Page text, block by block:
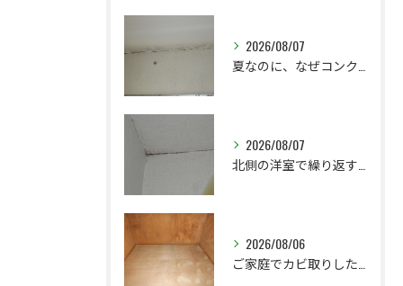
2026/08/07
2026/08/07
2026/08/06